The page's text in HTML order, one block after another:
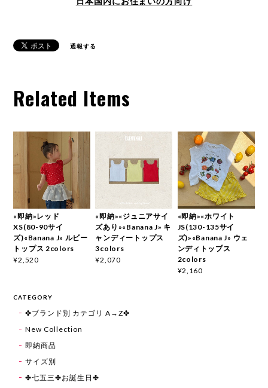
通報する
Related Items
«即納»レッド
XS(80-90サイ
ズ)«Banana J» ルビー
トップス 2colors
¥2,520
«即納»«ジュニアサイ
ズあり»«Banana J» キ
ャンディートップス
3colors
¥2,070
«即納»«ホワイト
JS(130-135サイ
ズ)»«Banana J» ウェ
ンディトップス
2colors
¥2,160
CATEGORY
✤ブランド別 カテゴリ A→Z✤
New Collection
即納商品
サイズ別
✤七五三✤お誕生日✤